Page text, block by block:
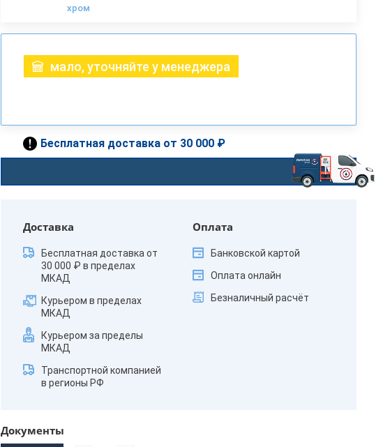
хром
мало, уточняйте у менеджера
Бесплатная доставка от 30 000 ₽
Доставка
Бесплатная доставка от
30 000 ₽ в пределах
МКАД
Курьером в пределах
МКАД
Курьером за пределы
МКАД
Транспортной компанией
в регионы РФ
Оплата
Банковской картой
Оплата онлайн
Безналичный расчёт
Документы